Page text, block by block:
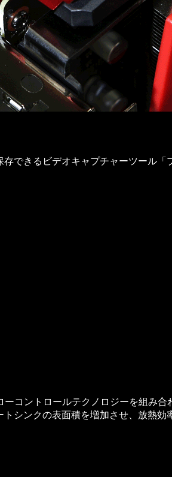
できるビデオキャプチャーツール
コントロールテクノロジーを組み
シンクの表面積を増加させ、放熱効